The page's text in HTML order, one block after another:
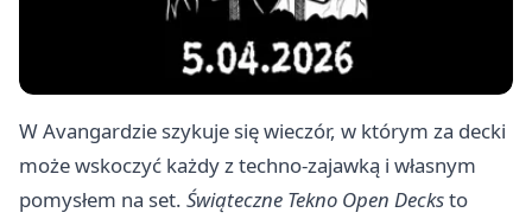
W Avangardzie szykuje się wieczór, w którym za decki
może wskoczyć każdy z techno-zajawką i własnym
pomysłem na set. Świąteczne Tekno Open Decksto